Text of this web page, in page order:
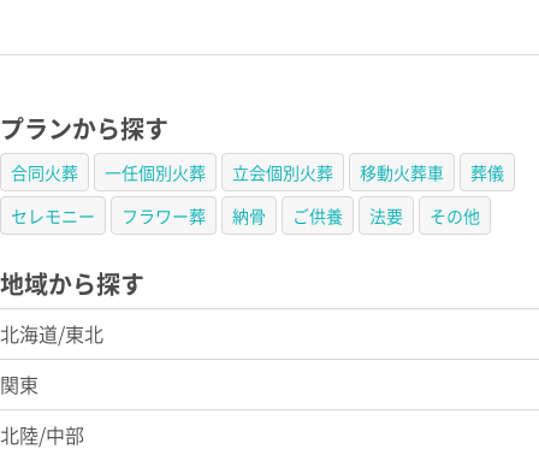
プランから探す
合同火葬 一任個別火葬 立会個別火葬 移動火葬車
葬儀
セレモニー
フラワー葬 納骨 ご供養 法要 その他
地域から探す
北海道/東北
関東
北陸/中部